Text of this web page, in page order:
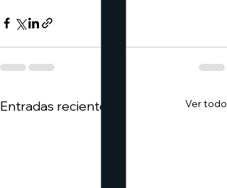
Entradas recientes Ver todo